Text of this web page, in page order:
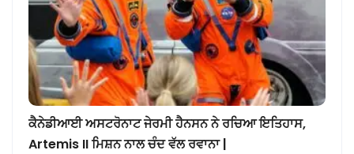
ਕੈਨੇਡੀਆਈ ਅਸਟਰੋਨਾਟ ਜੇਰਮੀ ਹੈਨਸਨ ਨੇ ਰਚਿਆ ਇਤਿਹਾਸ,
Artemis II ਮਿਸ਼ਨ ਨਾਲ ਚੰਦ ਵੱਲ ਰਵਾਨਾ |